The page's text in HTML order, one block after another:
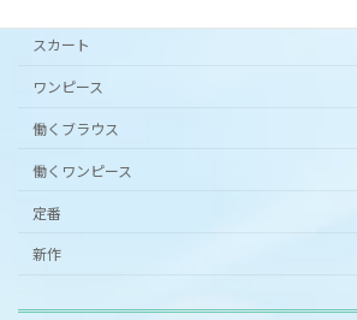
スカート
ワンピース
働くブラウス
働くワンピース
定番
新作